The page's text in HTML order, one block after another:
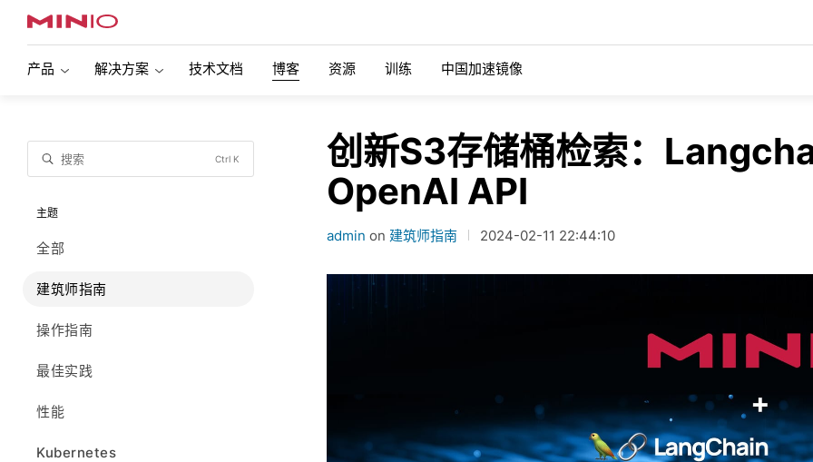
产品
概述
加密
对象不可变性
身份和访问管理
版本
支持VMware Tanzu 的 MinIO
S3 兼容性
AWS
OpenShift
SUSE Rancher
Tanzu
裸机版 MinIO
解决方案
对象存储正在推动人工智能革命。了解MinIO如
现代数据湖
现代多引擎数据湖依赖于能够提供可扩展性能
的对象存储。了解更多关于MinIO的核心用例。
有效的多云存储策略依赖于利用能
中无缝运行的架构和工具。
使用Snowflake Data Cloud在MinIO上查询和
据，只需使用SnowSQL进行查询。
SQL Server
移动它。
了解MinIO和Veeam如何合作，为各种备份用
浏览我们广泛的集成组合。
技术文档 博客 资源 训练 中国加速镜像
搜索 Ctrl K
主题
全部
建筑师指南
操作指南
最佳实践
性能
Kubernetes
创新S3存储桶检索：
OpenAI API
admin on 建筑师指南 2024-02-11 22:44:10